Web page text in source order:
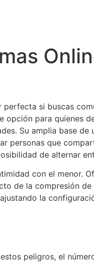
si buscas
para quienes
Su amplia base
personas que
de alternar
con el menor.
de la compresión
la
peligros, el